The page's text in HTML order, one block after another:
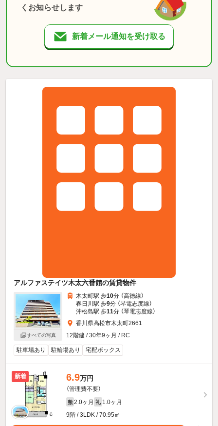
くお知らせします
新着メール通知を受け取る
アルファステイツ木太六番館の賃貸物件
すべての写真
木太町駅 歩10分 （高徳線）
春日川駅 歩9分 （琴電志度線）
沖松島駅 歩11分 （琴電志度線）
香川県高松市木太町2661
12階建 / 30年9ヶ月 / RC
駐車場あり 駐輪場あり 宅配ボックス
新着 6.9万円
（管理費不要）
敷 2.0ヶ月 礼 1.0ヶ月
9階 / 3LDK / 70.95㎡